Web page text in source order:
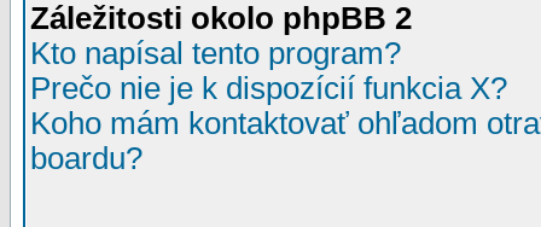
Záležitosti okolo phpBB 2
Kto napísal tento program?
Prečo nie je k dispozícií funkcia X?
Koho mám kontaktovať ohľadom
boardu?